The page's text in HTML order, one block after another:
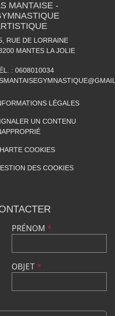
MANTAISE -
RUE DE LORRAINE
MANTES LA JOLIE
: 0608010034
LÉGALES
UN CONTENU
COOKIES
DES COOKIES
PRÉNOM *
OBJET *